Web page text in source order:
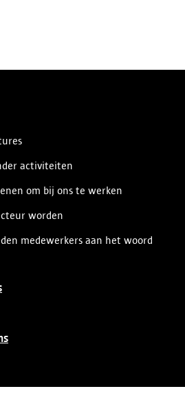
activiteiten
om bij ons te werken
worden
medewerkers aan het woord